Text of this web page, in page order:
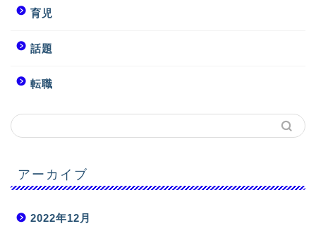
育児
話題
転職
アーカイブ
2022年12月